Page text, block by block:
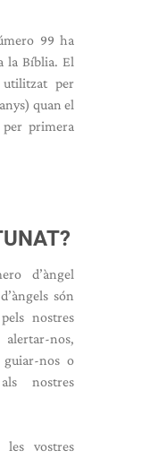
99 ha
la Bíblia. El
utilitzat per
quan el
primera
d’àngel
són
nostres
nos,
guiar-nos o
nostres
les vostres